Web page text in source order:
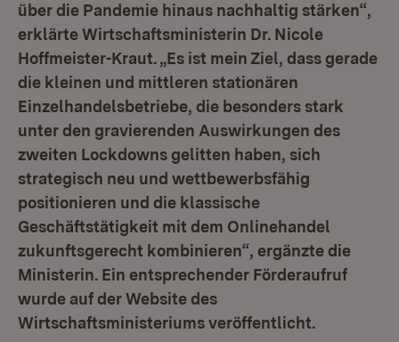
über die Pandemie hinaus nachhaltig stärken“,
erklärte Wirtschaftsministerin Dr. Nicole
Hoffmeister-Kraut. „Es ist mein Ziel, dass gerade
die kleinen und mittleren stationären
Einzelhandelsbetriebe, die besonders stark
unter den gravierenden Auswirkungen des
zweiten Lockdowns gelitten haben, sich
strategisch neu und wettbewerbsfähig
positionieren und die klassische
Geschäftstätigkeit mit dem Onlinehandel
zukunftsgerecht kombinieren“, ergänzte die
Ministerin. Ein entsprechender Förderaufruf
wurde auf der Website des
Wirtschaftsministeriums veröffentlicht.